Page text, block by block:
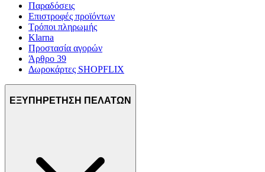
Παραδόσεις
Επιστροφές προϊόντων
Τρόποι πληρωμής
Klarna
Προστασία αγορών
Άρθρο 39
Δωροκάρτες SHOPFLIX
ΕΞΥΠΗΡΕΤΗΣΗ ΠΕΛΑΤΩΝ